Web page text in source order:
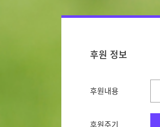
후원 정보
후원내용
후원주기